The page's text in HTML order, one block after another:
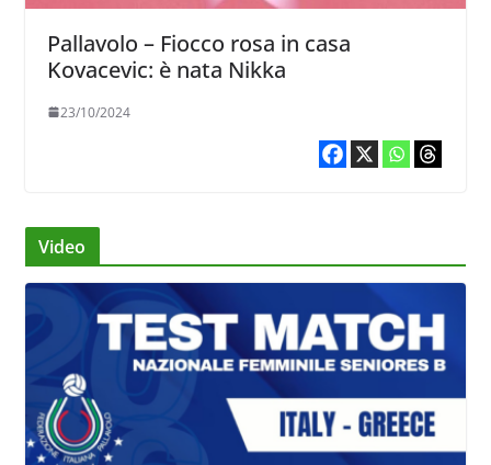
Pallavolo – Fiocco rosa in casa
Kovacevic: è nata Nikka
23/10/2024
Video